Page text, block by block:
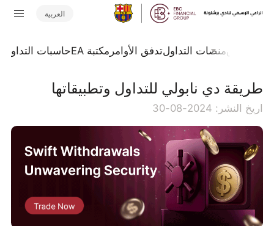
العربية
السوقمنصات التداولتدفق الأوامر مكتبة EA حاسبات التداول
طريقة دي نابولي للتداول وتطبيقاتها
اريخ النشر: 2024-08-30